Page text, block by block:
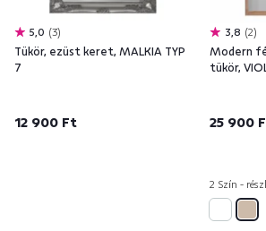
5,0 3
Tükör, ezüst keret, MALKIA TYP
7
12 900 Ft
3,8 2
Modern
tükör,
25 900
2 Szín -